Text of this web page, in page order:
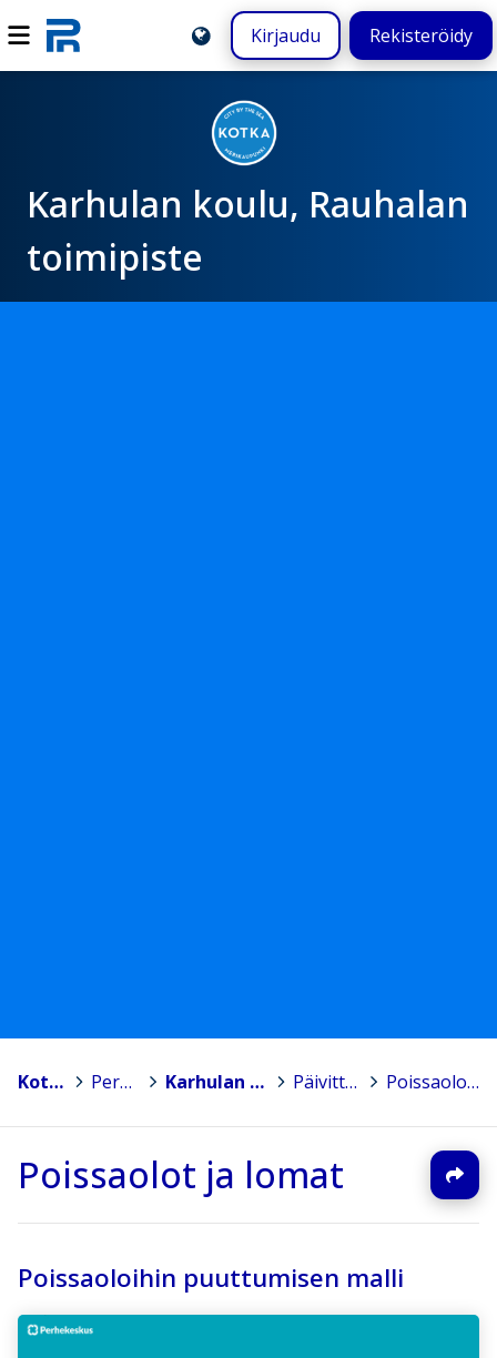
Kirjaudu Rekisteröidy
Karhulan koulu, Rauhalan
toimipiste
Kotka > Peruskoulut > Karhulan koulu, Rauhalan toimipiste > Päivittäinen koulunkäynti > Poissaolot ja lomat
Poissaolot ja lomat
Poissaoloihin puuttumisen malli